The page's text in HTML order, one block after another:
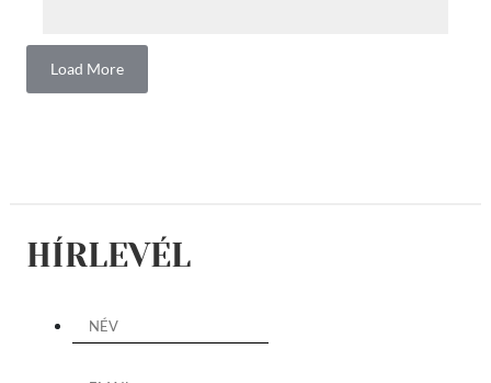
Load More
HÍRLEVÉL